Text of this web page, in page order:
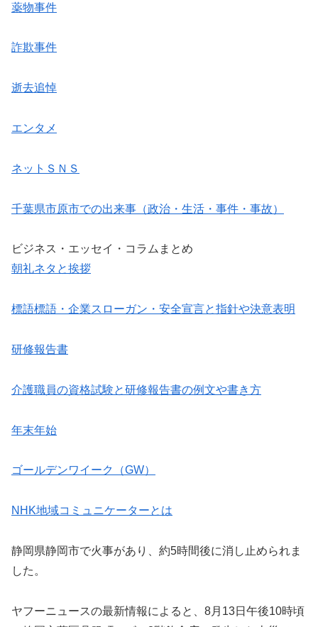
薬物事件
詐欺事件
逝去追悼
エンタメ
ネットＳＮＳ
千葉県市原市での出来事（政治・生活・事件・事故）
ビジネス・エッセイ・コラムまとめ
朝礼ネタと挨拶
標語標語・企業スローガン・安全宣言と指針や決意表明
研修報告書
介護職員の資格試験と研修報告書の例文や書き方
年末年始
ゴールデンワイーク（GW）
NHK地域コミュニケーターとは
静岡県静岡市で火事があり、約5時間後に消し止められま
した。
ヤフーニュースの最新情報によると、8月13日午後10時頃